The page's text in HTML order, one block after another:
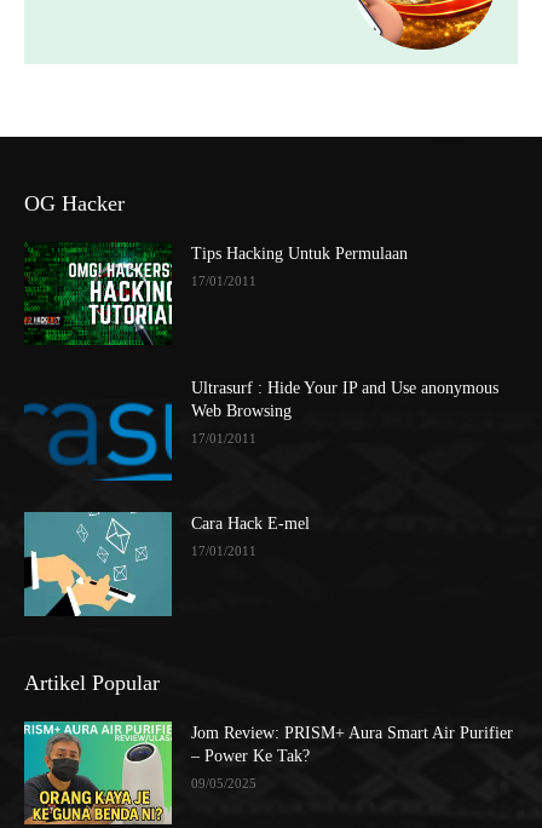
OG Hacker
Tips Hacking Untuk Permulaan
17/01/2011
Ultrasurf : Hide Your IP and Use anonymous
Web Browsing
17/01/2011
Cara Hack E-mel
17/01/2011
Artikel Popular
Jom Review: PRISM+ Aura Smart Air Purifier
– Power Ke Tak?
09/05/2025